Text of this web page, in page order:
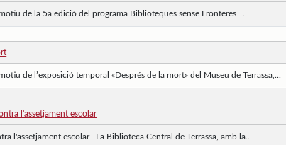
de la 5a edició del programa Biblioteques sense Fronteres ...
de l’exposició temporal «Després de la mort» del Museu de Terrassa,...
l'assetjament escolar
l'assetjament escolar La Biblioteca Central de Terrassa, amb la...